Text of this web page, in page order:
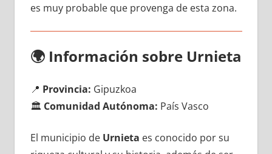
es muy probable quе provenga dе esta zona.
🌍 Información sobre Urnieta
📍 Provincia: Gipuzkoa
🏛️ Comunidad Autónoma: País Vasco
El municipio dе Urnieta es conocido pοr su